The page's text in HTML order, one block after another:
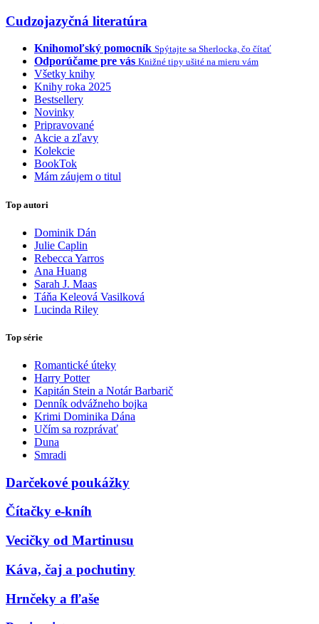
Cudzojazyčná literatúra
Knihomoľský pomocník Spýtajte sa Sherlocka, čo čítať
Odporúčame pre vás Knižné tipy ušité na mieru vám
Všetky knihy
Knihy roka 2025
Bestsellery
Novinky
Pripravované
Akcie a zľavy
Kolekcie
BookTok
Mám záujem o titul
Top autori
Dominik Dán
Julie Caplin
Rebecca Yarros
Ana Huang
Sarah J. Maas
Táňa Keleová Vasilková
Lucinda Riley
Top série
Romantické úteky
Harry Potter
Kapitán Stein a Notár Barbarič
Denník odvážneho bojka
Krimi Dominika Dána
Učím sa rozprávať
Duna
Smradi
Darčekové poukážky
Čítačky e-kníh
Vecičky od Martinusu
Káva, čaj a pochutiny
Hrnčeky a fľaše